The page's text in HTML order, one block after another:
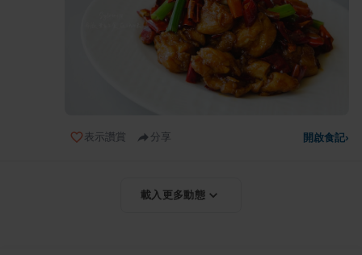
表示讚賞 分享 開啟食記›
載入更多動態